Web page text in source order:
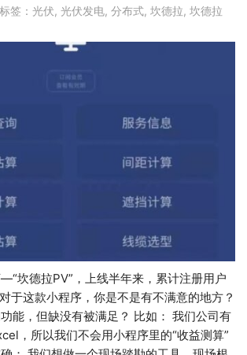
签： 光伏, 光伏发电, 分布式, 坎德拉, 坎德拉
坎德拉PV”，上线半年来，累计注册用户
于这款小程序，你是不是有不满意的地方？
能，但缺没有被满足？ 比如： 我们公司有
，所以我们不会用小程序里的“收益测算”